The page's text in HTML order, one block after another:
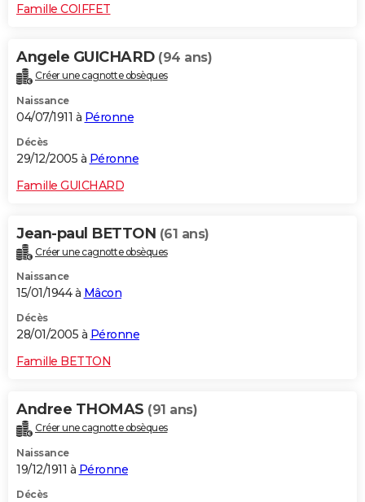
Famille COIFFET
Angele GUICHARD (94 ans)
Créer une cagnotte obsèques
Naissance
04/07/1911 à Péronne
Décès
29/12/2005 à Péronne
Famille GUICHARD
Jean-paul BETTON (61 ans)
Créer une cagnotte obsèques
Naissance
15/01/1944 à Mâcon
Décès
28/01/2005 à Péronne
Famille BETTON
Andree THOMAS (91 ans)
Créer une cagnotte obsèques
Naissance
19/12/1911 à Péronne
Décès